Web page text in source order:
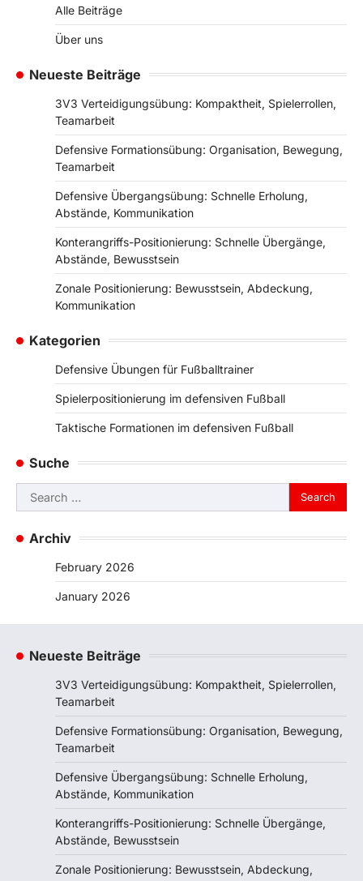
Alle Beiträge
Über uns
Neueste Beiträge
3V3 Verteidigungsübung: Kompaktheit, Spielerrollen,
Teamarbeit
Defensive Formationsübung: Organisation, Bewegung,
Teamarbeit
Defensive Übergangsübung: Schnelle Erholung,
Abstände, Kommunikation
Konterangriffs-Positionierung: Schnelle Übergänge,
Abstände, Bewusstsein
Zonale Positionierung: Bewusstsein, Abdeckung,
Kommunikation
Kategorien
Defensive Übungen für Fußballtrainer
Spielerpositionierung im defensiven Fußball
Taktische Formationen im defensiven Fußball
Suche
Search
for:
Archiv
February 2026
January 2026
Neueste Beiträge
3V3 Verteidigungsübung: Kompaktheit, Spielerrollen,
Teamarbeit
Defensive Formationsübung: Organisation, Bewegung,
Teamarbeit
Defensive Übergangsübung: Schnelle Erholung,
Abstände, Kommunikation
Konterangriffs-Positionierung: Schnelle Übergänge,
Abstände, Bewusstsein
Zonale Positionierung: Bewusstsein, Abdeckung,